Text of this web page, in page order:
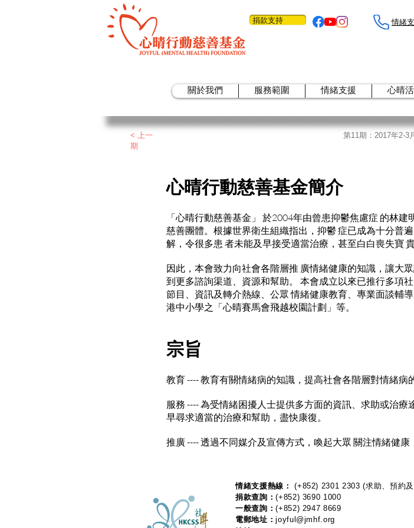
捐款支持 情緒
關於我們 服務範圍 情緒支援 心晴
< 上一
期
第11期： 2017年2-3
心晴行動慈善基金簡介
「心晴行動慈善基金」 於2004年由曾患抑鬱焦慮症 的林
慈善團體。根據世界衛生組織指出，抑鬱 症已成為十分普
解，令很多患 者未能及早接受適當治療，甚至白白喪失寶 貴
因此，本會致力向社會各階層推 廣情緒健康的知識，讓大
到更多諮詢渠道、資源和幫助。 本會成立以來已推行多項
節目、資訊及轉介熱線、公眾 情緒健康教育、專業面談輔
港中小學之「心晴賽馬會飛越校園計劃」等。
宗旨
教育 ---- 教育有關情緒病的知識，提高社會各階層對情緒病
服務 ---- 為受情緒困擾人士提供多方面的資訊、求助或治
早尋求適當的治療和幫助，盡快康復。
推廣 ---- 透過不同媒介及宣傳方式，喚起大眾 關注情緒健康
情緒支援熱線：​​(+852) 2301 2303(求助、預約
捐款查詢：(+852) 3690 1000
一般查詢：(+852) 2947 8669
電郵地址：joyful@jmhf.org